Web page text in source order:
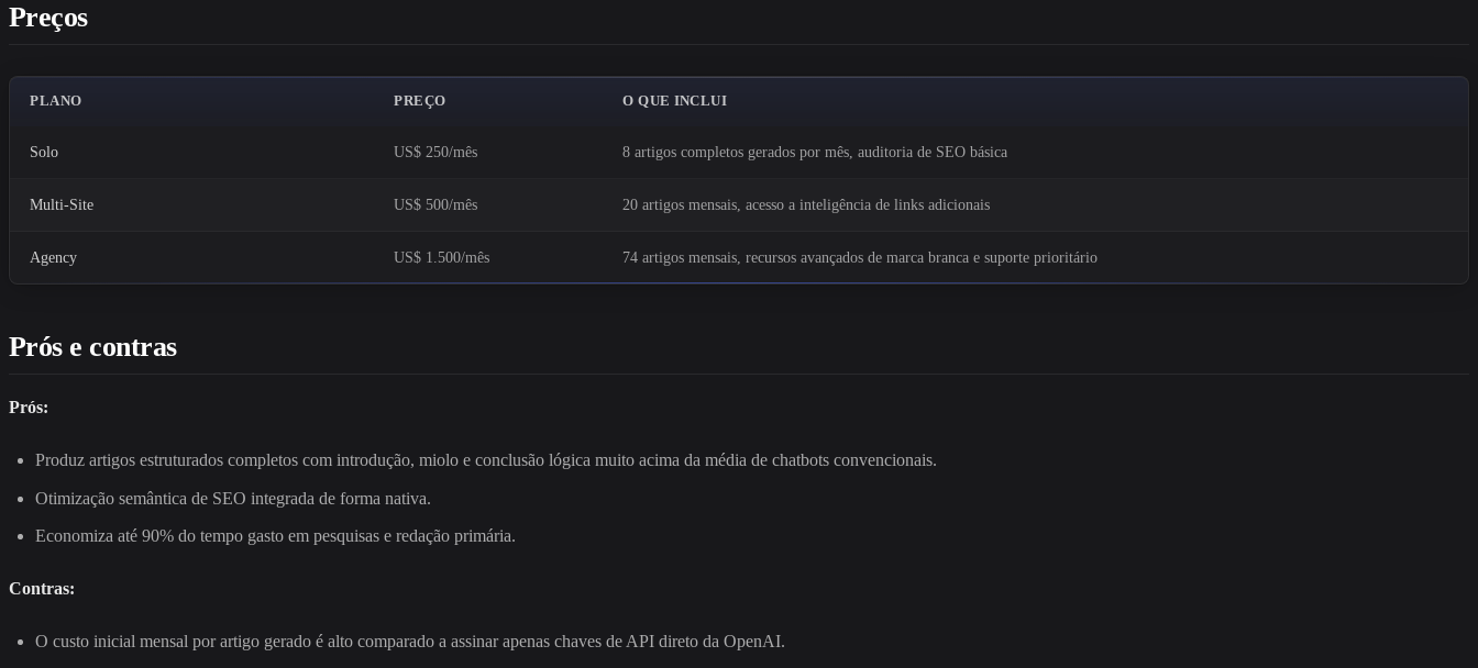
Preços
PLANO PREÇO O QUE INCLUI
Solo US$ 250/mês 8 artigos completos gerados por mês, auditoria de SEO básica
Multi-Site US$ 500/mês 20 artigos mensais, acesso a inteligência de links adicionais
Agency US$ 1.500/mês 74 artigos mensais, recursos avançados de marca branca e suporte prioritário
Prós e contras
Prós:
Produz artigos estruturados completos com introdução, miolo e conclusão lógica muito acima da média de chatbots convencionais.
Otimização semântica de SEO integrada de forma nativa.
Economiza até 90% do tempo gasto em pesquisas e redação primária.
Contras:
O custo inicial mensal por artigo gerado é alto comparado a assinar apenas chaves de API direto da OpenAI.